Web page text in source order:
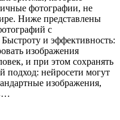
фотографии, не
Ниже представлены
с
и эффективность:
изображения
и при этом сохранять
подход: нейросети могут
изображения,